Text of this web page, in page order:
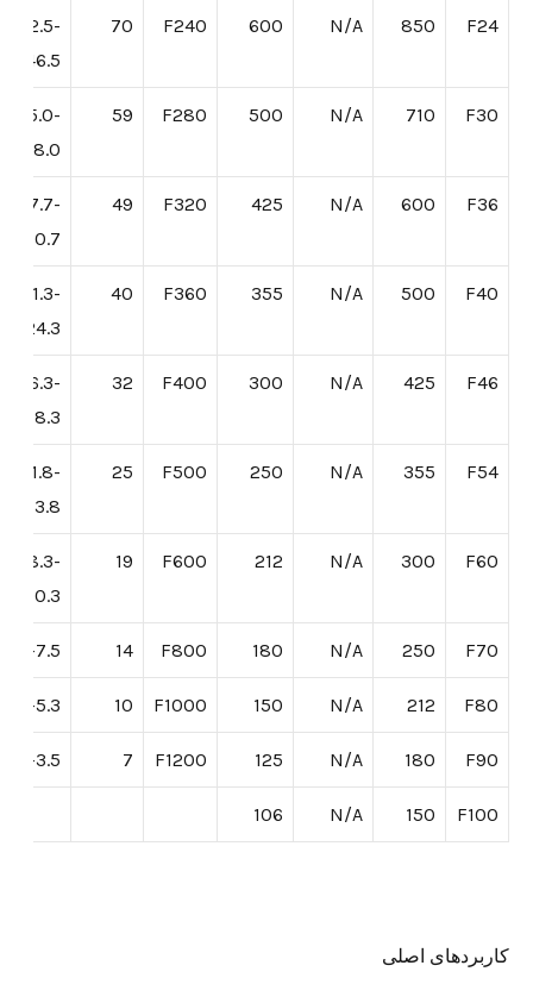
F24
850
N/A
600
F240
70
42.5-
46.5
F30
710
N/A
500
F280
59
35.0-
38.0
F36
600
N/A
425
F320
49
27.7-
30.7
F40
500
N/A
355
F360
40
21.3-
24.3
F46
425
N/A
300
F400
32
16.3-
18.3
F54
355
N/A
250
F500
25
11.8-
13.8
F60
300
N/A
212
F600
19
8.3-
10.3
F70
250
N/A
180
F800
14
5.5-7.5
F80
212
N/A
150
F1000
10
3.7-5.3
F90
180
N/A
125
F1200
7
2.5-3.5
F100
150
N/A
106
کاربردهای اصلی